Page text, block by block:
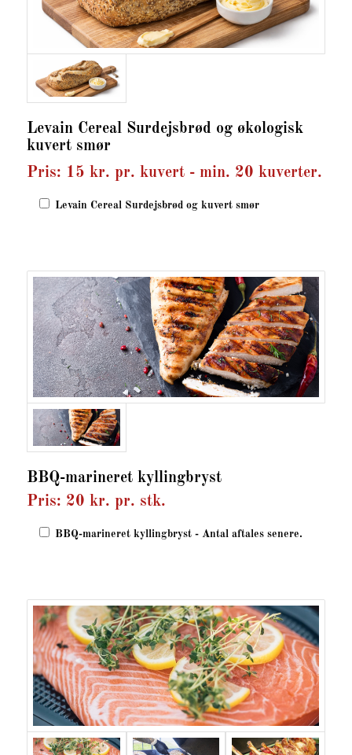
Levain Cereal Surdejsbrød og økologisk
kuvert smør
Pris: 15 kr. pr. kuvert - min. 20 kuverter.
Levain Cereal Surdejsbrød og kuvert smør
BBQ-marineret kyllingbryst
Pris: 20 kr. pr. stk.
BBQ-marineret kyllingbryst - Antal aftales senere.